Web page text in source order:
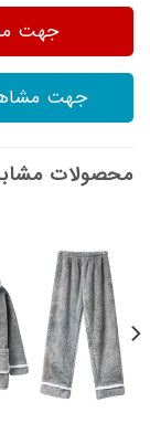
جهت
جهت
محصولات